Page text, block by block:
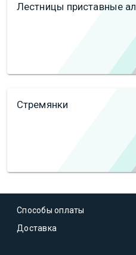
Лестницы приставные
Стремянки
Способы оплаты
Доставка